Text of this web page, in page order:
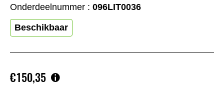
€150,35
Onderdeelnummer : 096LIT0036
Beschikbaar